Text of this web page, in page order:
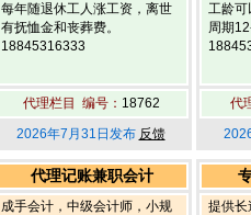
每年随退休工人涨工资，离世
有抚恤金和丧葬费。
18845316333
代理栏目 编号： 18762
2026年7月31日发布 反馈
工龄可
周期
代
代理记账兼职会计
成手会计，中级会计师，小规
提供长